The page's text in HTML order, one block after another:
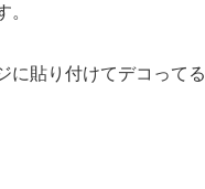
に貼り付けてデコってる